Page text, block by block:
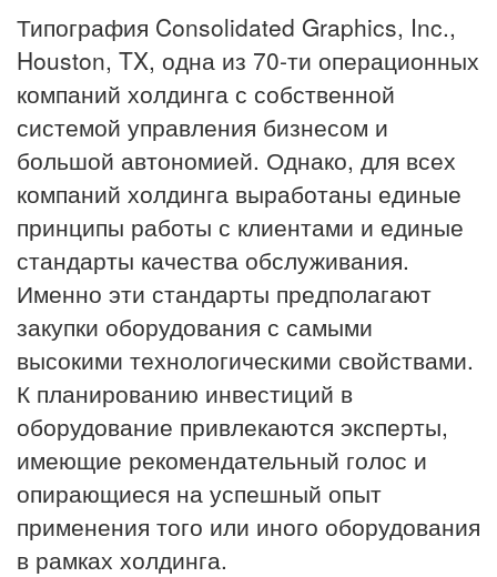
Типография Consolidated Graphics, Inc.,
Houston, TX, одна из 70-ти операционных
компаний холдинга с собственной
системой управления бизнесом и
большой автономией. Однако, для всех
компаний холдинга выработаны единые
принципы работы с клиентами и единые
стандарты качества обслуживания.
Именно эти стандарты предполагают
закупки оборудования с самыми
высокими технологическими свойствами.
К планированию инвестиций в
оборудование привлекаются эксперты,
имеющие рекомендательный голос и
опирающиеся на успешный опыт
применения того или иного оборудования
в рамках холдинга.